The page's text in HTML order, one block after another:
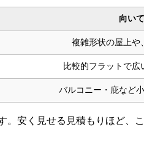
向い
複雑形状の屋上や
比較的フラットで
バルコニー・庇など
。安く見せる見積もりほど、